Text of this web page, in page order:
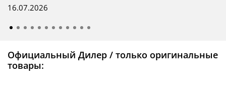
16.07.2026
Официальный Дилер / только оригинальные
товары: